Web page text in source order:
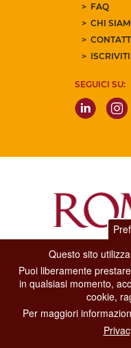
FAQ
CHI
SEGUICI SU:
Dipartimento
Via di San Basilio, 51
00187 Roma
CONTACT
CONTATTA
Questo sito
Puoi liberamente
in qualsiasi momento,
cookie,
Per maggiori